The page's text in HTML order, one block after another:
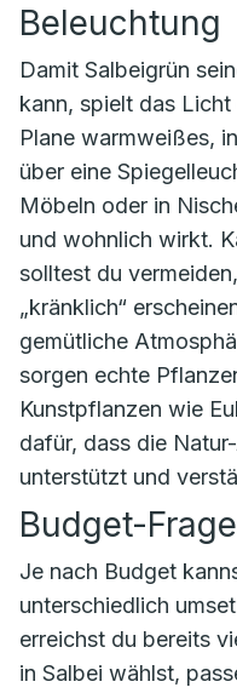
Beleuchtung
Damit Salbeigrün
kann, spielt das
Plane warmweißes,
über eine
Möbeln oder in
und wohnlich wirkt.
solltest du
„kränklich“
gemütliche
sorgen echte
Kunstpflanzen wie
dafür, dass die
unterstützt und
Budget-Frage
Je nach Budget
unterschiedlich
erreichst du bereits
in Salbei wählst,